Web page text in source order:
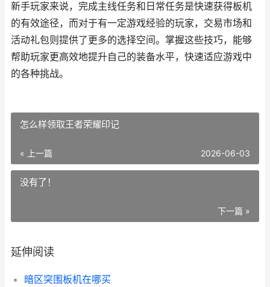
新手玩家来说，完成主线任务和日常任务是快速获得板机
的有效途径，而对于有一定游戏经验的玩家，交易市场和
活动礼包则提供了更多的选择空间。掌握这些技巧，能够
帮助玩家更高效地提升自己的装备水平，快速适应游戏中
的各种挑战。
怎么样领取王者荣耀印记
« 上一篇 2026-06-03
没有了！
下一篇 »
延伸阅读
暗区突围板机在哪买